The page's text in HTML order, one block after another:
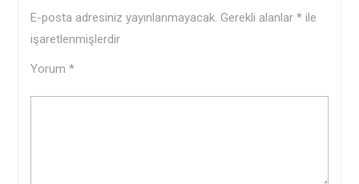
E-posta adresiniz yayınlanmayacak. Gerekli alanlar * ile
işaretlenmişlerdir
Yorum *